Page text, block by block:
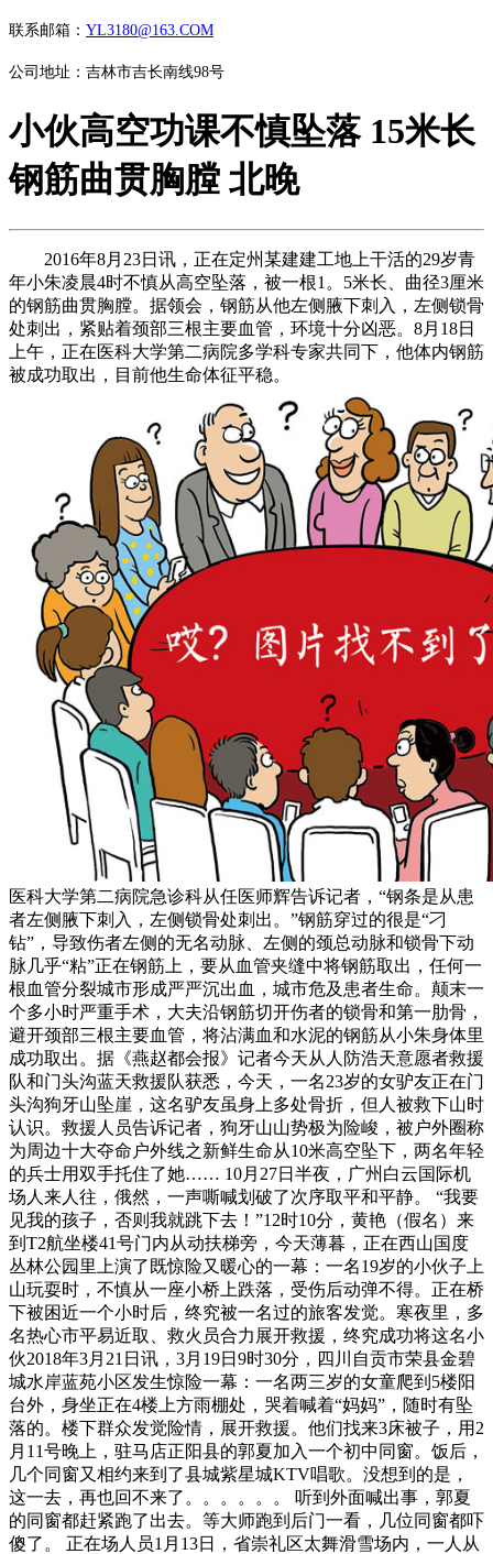
联系邮箱： YL3180@163.COM
公司地址：吉林市吉长南线98号
小伙高空功课不慎坠落 15米长
钢筋曲贯胸膛 北晚
2016年8月23日讯，正在定州某建建工地上干活的29岁青
年小朱凌晨4时不慎从高空坠落，被一根1。5米长、曲径3厘米
的钢筋曲贯胸膛。据领会，钢筋从他左侧腋下刺入，左侧锁骨
处刺出，紧贴着颈部三根主要血管，环境十分凶恶。8月18日
上午，正在医科大学第二病院多学科专家共同下，他体内钢筋
被成功取出，目前他生命体征平稳。
医科大学第二病院急诊科从任医师辉告诉记者，“钢条是从患
者左侧腋下刺入，左侧锁骨处刺出。”钢筋穿过的很是“刁
钻”，导致伤者左侧的无名动脉、左侧的颈总动脉和锁骨下动
脉几乎“粘”正在钢筋上，要从血管夹缝中将钢筋取出，任何一
根血管分裂城市形成严严沉出血，城市危及患者生命。颠末一
个多小时严重手术，大夫沿钢筋切开伤者的锁骨和第一肋骨，
避开颈部三根主要血管，将沾满血和水泥的钢筋从小朱身体里
成功取出。据《燕赵都会报》记者今天从人防浩天意愿者救援
队和门头沟蓝天救援队获悉，今天，一名23岁的女驴友正在门
头沟狗牙山坠崖，这名驴友虽身上多处骨折，但人被救下山时
认识。救援人员告诉记者，狗牙山山势极为险峻，被户外圈称
为周边十大夺命户外线之新鲜生命从10米高空坠下，两名年轻
的兵士用双手托住了她…… 10月27日半夜，广州白云国际机
场人来人往，俄然，一声嘶喊划破了次序取平和平静。 “我要
见我的孩子，否则我就跳下去！”12时10分，黄艳（假名）来
到T2航坐楼41号门内从动扶梯旁，今天薄暮，正在西山国度
丛林公园里上演了既惊险又暖心的一幕：一名19岁的小伙子上
山玩耍时，不慎从一座小桥上跌落，受伤后动弹不得。正在桥
下被困近一个小时后，终究被一名过的旅客发觉。寒夜里，多
名热心市平易近取、救火员合力展开救援，终究成功将这名小
伙2018年3月21日讯，3月19日9时30分，四川自贡市荣县金碧
城水岸蓝苑小区发生惊险一幕：一名两三岁的女童爬到5楼阳
台外，身坐正在4楼上方雨棚处，哭着喊着“妈妈”，随时有坠
落的。楼下群众发觉险情，展开救援。他们找来3床被子，用2
月11号晚上，驻马店正阳县的郭夏加入一个初中同窗。饭后，
几个同窗又相约来到了县城紫星城KTV唱歌。没想到的是，
这一去，再也回不来了。。。。。。 听到外面喊出事，郭夏
的同窗都赶紧跑了出去。等大师跑到后门一看，几位同窗都吓
傻了。 正在场人员1月13日，省崇礼区太舞滑雪场内，一人从